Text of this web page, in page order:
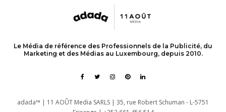
Le Média de référence des Professionnels de la Publicité, du
Marketing et des Médias au Luxembourg, depuis 2010.
adada™ | 11 AOÛT Media SARLS | 35, rue Robert Schuman - L-5751